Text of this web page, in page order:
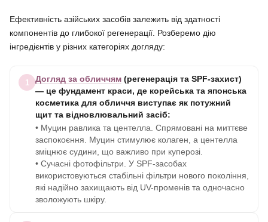
Ефективність азійських засобів залежить від здатності
компонентів до глибокої регенерації. Розберемо дію
інгредієнтів у різних категоріях догляду:
1 Догляд за обличчям (регенерація та SPF-захист)
— це фундамент краси, де корейська та японська
косметика для обличчя виступає як потужний
щит та відновлювальний засіб:
• Муцин равлика та центелла. Спрямовані на миттєве
заспокоєння. Муцин стимулює колаген, а центелла
зміцнює судини, що важливо при куперозі.
• Сучасні фотофільтри. У SPF-засобах
використовуються стабільні фільтри нового покоління,
які надійно захищають від UV-променів та одночасно
зволожують шкіру.